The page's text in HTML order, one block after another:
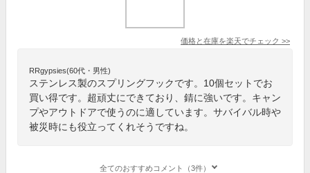
価格と在庫を楽天でチェック >>
RRgypsies(60代・男性)
ステンレス製のスプリングフックです。10個セットでお
買い得です。超頑丈にできており、錆に強いです。キャン
プやアウトドアで使うのに適しています。サバイバル時や
被災時にも役立ってくれそうですね。
全てのおすすめコメント（3件）